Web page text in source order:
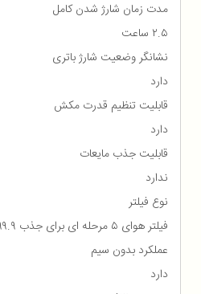
مدت زمان شارژ شدن کامل
۲.۵ ساعت
نشانگر وضعیت شارژ باتری
دارد
قابلیت تنظیم قدرت مکش
دارد
قابلیت جذب مایعات
ندارد
نوع فیلتر
فیلتر هوای ۵ مرحله ای برای جذب ۹۹.۹٪ ذرات
عملکرد بدون سیم
دارد